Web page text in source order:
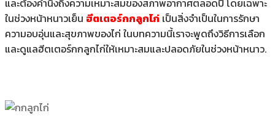
ในช่วงหน้าหนาวเย็น ฮีตเตอร์กกลูกไก่ เป็นสิ่งจำเป็นในการรักษา
ความอบอุ่นและสุขภาพของไก่ ในบทความนี้เราจะพูดถึงวิธีการเลือก
และดูแลฮีตเตอร์กกลูกไก่ให้เหมาะสมและปลอดภัยในช่วงหน้าหนาว.